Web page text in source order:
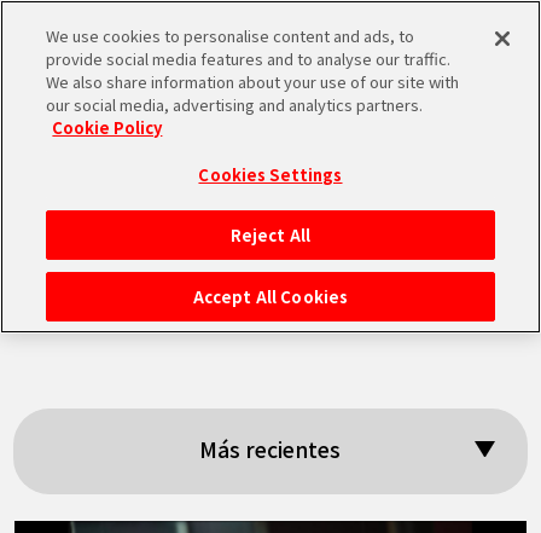
MEN
INICIO
NOTICIAS
LO MÁS DESTACADO
VÍDEOS
Resultados:
「Consulté con el
creador」
Más recientes
We use cookies to personalise content and ads, to
provide social media features and to analyse our traffic.
We also share information about your use of our site with
our social media, advertising and analytics partners.
Cookie Policy
Cookies Settings
Reject All
Accept All Cookies